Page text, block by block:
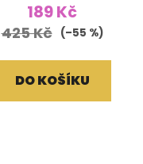
189 Kč
425 Kč (–55 %)
DO KOŠÍKU